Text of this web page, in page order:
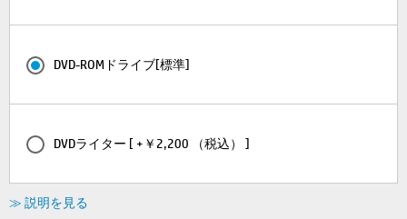
DVD-ROMドライブ[標準]
DVDライター [ +￥2,200 （税込） ]
≫ 説明を見る